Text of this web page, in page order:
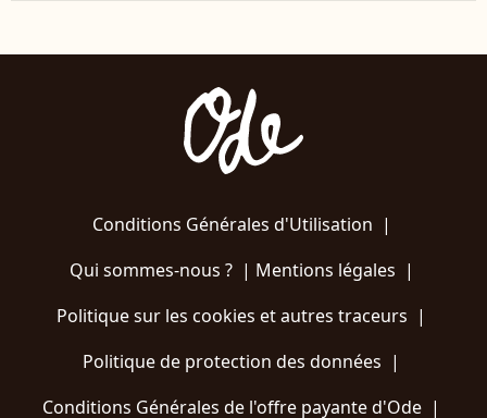
Conditions Générales d'Utilisation |
Qui sommes-nous ?| Mentions légales |
Politique sur les cookies et autres traceurs |
Politique de protection des données |
Conditions Générales de l'offre payante d'Ode |